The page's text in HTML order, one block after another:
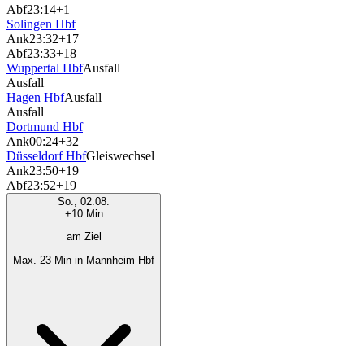
Abf23:14+1
Solingen Hbf
Ank23:32+17
Abf23:33+18
Wuppertal HbfAusfall
Ausfall
Hagen HbfAusfall
Ausfall
Dortmund Hbf
Ank00:24+32
Düsseldorf HbfGleiswechsel
Ank23:50+19
Abf23:52+19
So., 02.08.
+10 Min
am Ziel
Max. 23 Min in Mannheim Hbf